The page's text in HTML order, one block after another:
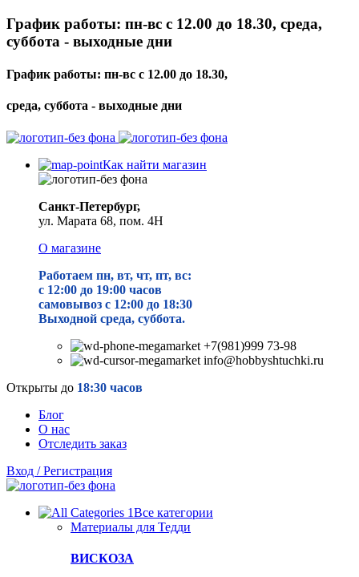
График работы: пн-вс с 12.00 до 18.30, среда,
суббота - выходные дни
График работы: пн-вс с 12.00 до 18.30,
среда, суббота - выходные дни
Как найти магазин
Санкт-Петербург,
ул. Марата 68, пом. 4Н
О магазине
Работаем пн, вт, чт, пт, вс:
с 12:00 до 19:00 часов
самовывоз с 12:00 до 18:30
Выходной среда, суббота.
+7(981)999 73-98
info@hobbyshtuchki.ru
Открыты до 18:30 часов
Блог
О нас
Отследить заказ
Вход / Регистрация
Все категории
Материалы для Тедди
ВИСКОЗА